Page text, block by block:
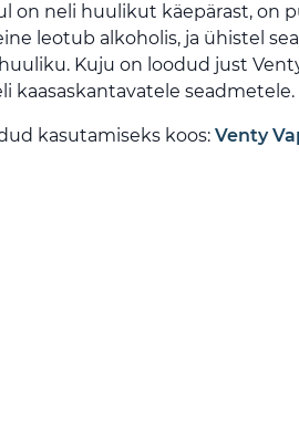
on neli huulikut käepärast, on
leotub alkoholis, ja ühistel
Kuju on loodud just
kaasaskantavatele seadmetele.
kasutamiseks koos: Venty